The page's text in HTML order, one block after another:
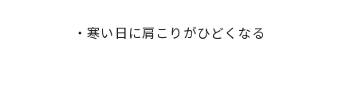
・寒い日に肩こりがひどくなる